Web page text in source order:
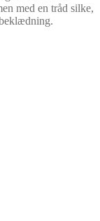
med en tråd silke,